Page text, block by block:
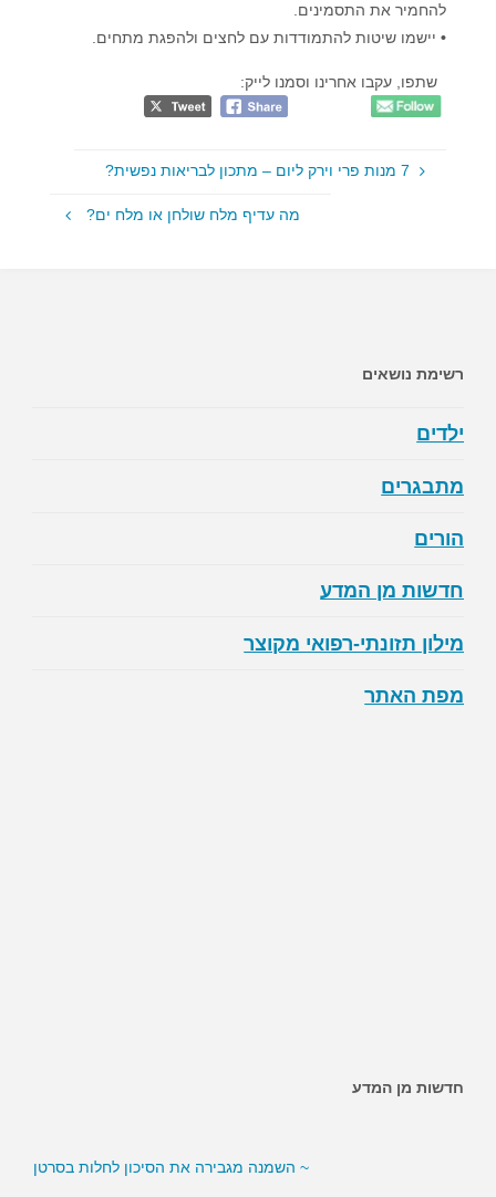
להחמיר את התסמינים.
• יישמו שיטות להתמודדות עם לחצים ולהפגת מתחים.
שתפו, עקבו אחרינו וסמנו לייק:
7 מנות פרי וירק ליום – מתכון לבריאות נפשית?
מה עדיף מלח שולחן או מלח ים?
רשימת נושאים
ילדים
מתבגרים
הורים
חדשות מן המדע
מילון תזונתי-רפואי מקוצר
מפת האתר
חדשות מן המדע
~ האם ממתיקים מלאכותיים מגבירים את הסיכון לסוכרת?
~ השמנה מגבירה את הסיכון לחלות בסרטן